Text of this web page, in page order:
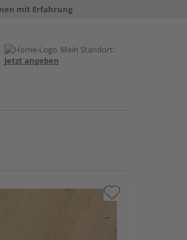
mit Erfahrung
Mein Standort:
Jetzt angeben